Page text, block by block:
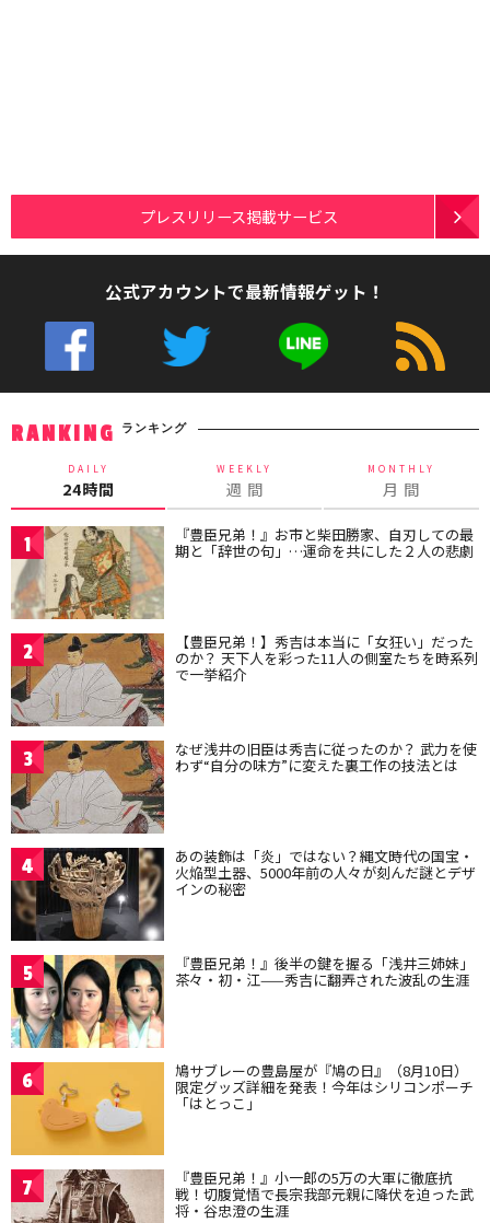
プレスリリース掲載サービス
公式アカウントで最新情報ゲット！
RANKING ランキング
DAILY
24時間
WEEKLY
週 間
MONTHLY
月 間
1 『豊臣兄弟！』お市と柴田勝家、自刃しての最
期と「辞世の句」…運命を共にした２人の悲劇
2 【豊臣兄弟！】秀吉は本当に「女狂い」だった
のか？ 天下人を彩った11人の側室たちを時系列
で一挙紹介
3 なぜ浅井の旧臣は秀吉に従ったのか？ 武力を使
わず“自分の味方”に変えた裏工作の技法とは
4 あの装飾は「炎」ではない？縄文時代の国宝・
火焔型土器、5000年前の人々が刻んだ謎とデザ
インの秘密
5 『豊臣兄弟！』後半の鍵を握る「浅井三姉妹」
茶々・初・江——秀吉に翻弄された波乱の生涯
6 鳩サブレーの豊島屋が『鳩の日』（8月10日）
限定グッズ詳細を発表！今年はシリコンポーチ
「はとっこ」
7 『豊臣兄弟！』小一郎の5万の大軍に徹底抗
戦！切腹覚悟で長宗我部元親に降伏を迫った武
将・谷忠澄の生涯